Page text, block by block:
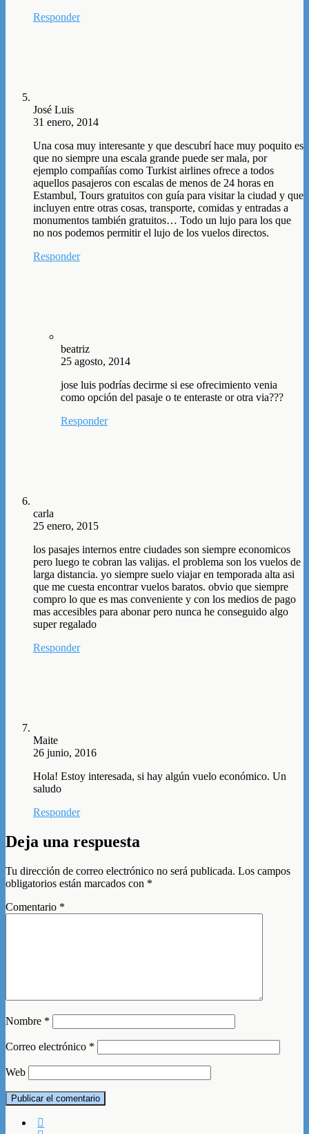
Responder
José Luis
31 enero, 2014
Una cosa muy interesante y que descubrí hace muy poquito es
que no siempre una escala grande puede ser mala, por
ejemplo compañías como Turkist airlines ofrece a todos
aquellos pasajeros con escalas de menos de 24 horas en
Estambul, Tours gratuitos con guía para visitar la ciudad y que
incluyen entre otras cosas, transporte, comidas y entradas a
monumentos también gratuitos… Todo un lujo para los que
no nos podemos permitir el lujo de los vuelos directos.
Responder
beatriz
25 agosto, 2014
jose luis podrías decirme si ese ofrecimiento venia
como opción del pasaje o te enteraste or otra via???
Responder
carla
25 enero, 2015
los pasajes internos entre ciudades son siempre economicos
pero luego te cobran las valijas. el problema son los vuelos de
larga distancia. yo siempre suelo viajar en temporada alta asi
que me cuesta encontrar vuelos baratos. obvio que siempre
compro lo que es mas conveniente y con los medios de pago
mas accesibles para abonar pero nunca he conseguido algo
super regalado
Responder
Maite
26 junio, 2016
Hola! Estoy interesada, si hay algún vuelo económico. Un
saludo
Responder
Deja una respuesta
Tu dirección de correo electrónico no será publicada. Los campos
obligatorios están marcados con *
Comentario *
Nombre *
Correo electrónico *
Web